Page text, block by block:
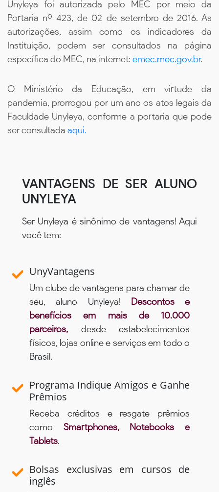
Unyleya foi autorizada pelo MEC por meio da
Portaria nº 423, de 02 de setembro de 2016. As
autorizações, assim como os indicadores da
Instituição, podem ser consultados na página
específica do MEC, na internet: emec.mec.gov.br.
O Ministério da Educação, em virtude da
pandemia, prorrogou por um ano os atos legais da
Faculdade Unyleya, conforme a portaria que pode
ser consultada aqui.
VANTAGENS DE SER ALUNO
UNYLEYA
Ser Unyleya é sinônimo de vantagens! Aqui
você tem:
UnyVantagens
Um clube de vantagens para chamar de
seu, aluno Unyleya! Descontos e
benefícios em mais de 10.000
parceiros, desde estabelecimentos
físicos, lojas online e serviços em todo o
Brasil.
Programa Indique Amigos e Ganhe
Prêmios
Receba créditos e resgate prêmios
como Smartphones, Notebooks e
Tablets.
Bolsas exclusivas em cursos de
inglês